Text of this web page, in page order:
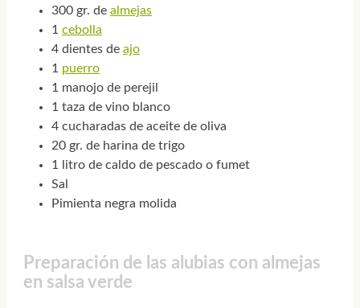
300 gr. de almejas
1 cebolla
4 dientes de ajo
1 puerro
1 manojo de perejil
1 taza de vino blanco
4 cucharadas de aceite de oliva
20 gr. de harina de trigo
1 litro de caldo de pescado o fumet
Sal
Pimienta negra molida
Preparación de las alubias con almejas
en salsa verde